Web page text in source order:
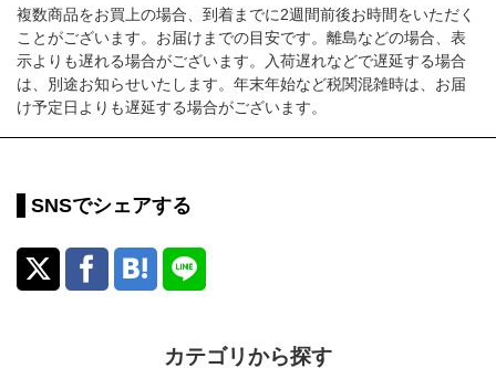
複数商品をお買上の場合、到着までに2週間前後お時間をいただく
ことがございます。お届けまでの目安です。離島などの場合、表
示よりも遅れる場合がございます。入荷遅れなどで遅延する場合
は、別途お知らせいたします。年末年始など税関混雑時は、お届
け予定日よりも遅延する場合がございます。
SNSでシェアする
カテゴリから探す